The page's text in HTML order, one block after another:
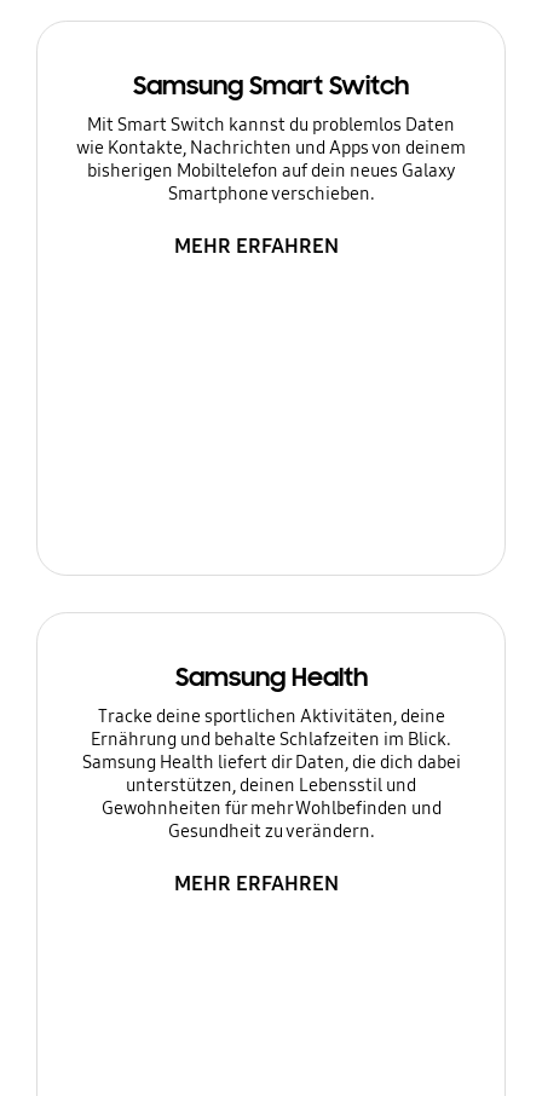
Samsung Smart Switch
Mit Smart Switch kannst du problemlos Daten
wie Kontakte, Nachrichten und Apps von deinem
bisherigen Mobiltelefon auf dein neues Galaxy
Smartphone verschieben.
MEHR ERFAHREN
Samsung Health
Tracke deine sportlichen Aktivitäten, deine
Ernährung und behalte Schlafzeiten im Blick.
Samsung Health liefert dir Daten, die dich dabei
unterstützen, deinen Lebensstil und
Gewohnheiten für mehr Wohlbefinden und
Gesundheit zu verändern.
MEHR ERFAHREN